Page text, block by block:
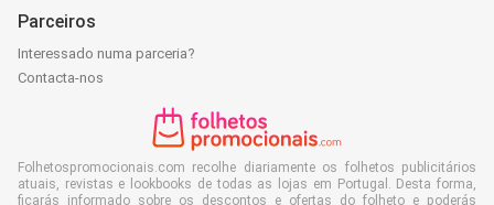
Parceiros
Interessado numa parceria?
Contacta-nos
Folhetospromocionais.com recolhe diariamente os folhetos publicitários
atuais, revistas e lookbooks de todas as lojas em Portugal. Desta forma,
ficarás informado sobre os descontos e ofertas do folheto e poderás